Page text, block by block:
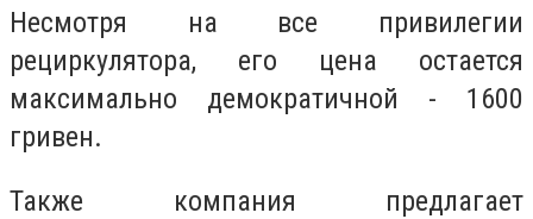
Несмотря на все привилегии
рециркулятора, его цена остается
максимально демократичной - 1600
гривен.
Также компания предлагает